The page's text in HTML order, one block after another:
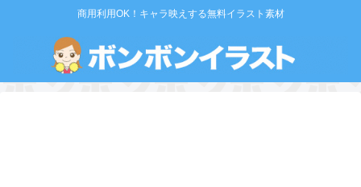
商用利用OK！キャラ映えする無料イラスト素材